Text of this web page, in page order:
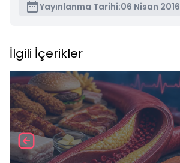
Yayınlanma Tarihi:06 Nisan 2016
İlgili İçerikler